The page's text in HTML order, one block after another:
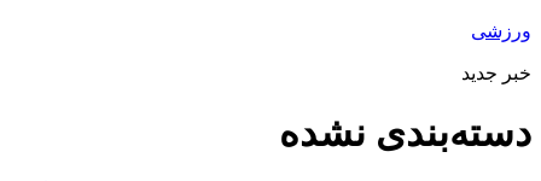
ورزشی
خبر جدید
دسته‌بندی نشده